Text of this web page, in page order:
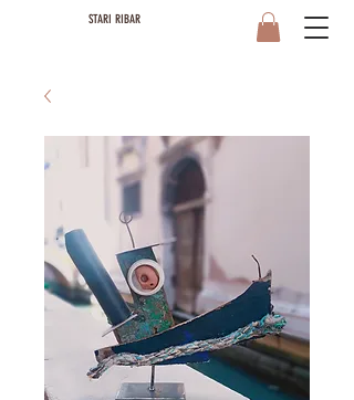
STARI RIBAR